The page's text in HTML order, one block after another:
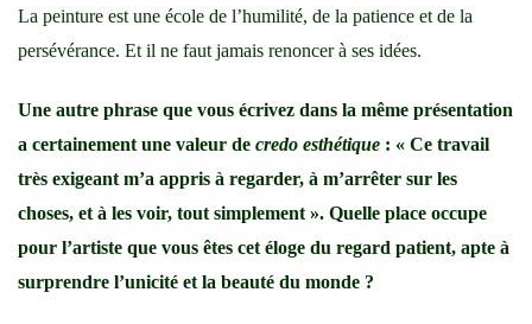
La peinture est une école de l’humilité, de la patience et de la
persévérance. Et il ne faut jamais renoncer à ses idées.
Une autre phrase que vous écrivez dans la même présentation
a certainement une valeur de credo esthétique : « Ce travail
très exigeant m’a appris à regarder, à m’arrêter sur les
choses, et à les voir, tout simplement ». Quelle place occupe
pour l’artiste que vous êtes cet éloge du regard patient, apte à
surprendre l’unicité et la beauté du monde ?